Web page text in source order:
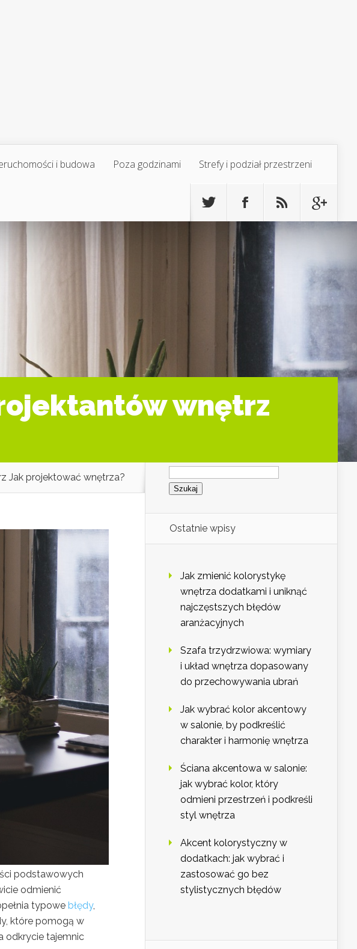
i budowa Poza godzinami Strefy i podział przestrzeni
wnętrz
Jak projektować wnętrza?
podstawowych
odmienić
typowe błędy,
które pomogą w
odkrycie tajemnic
Szukaj:
Ostatnie wpisy
Jak zmienić kolorystykę
wnętrza dodatkami i uniknąć
najczęstszych błędów
aranżacyjnych
Szafa trzydrzwiowa: wymiary
i układ wnętrza dopasowany
do przechowywania ubrań
Jak wybrać kolor akcentowy
w salonie, by podkreślić
charakter i harmonię wnętrza
Ściana akcentowa w salonie:
jak wybrać kolor, który
odmieni przestrzeń i podkreśli
styl wnętrza
Akcent kolorystyczny w
dodatkach: jak wybrać i
zastosować go bez
stylistycznych błędów